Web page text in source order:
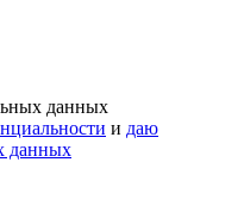
данных
и даю
данных